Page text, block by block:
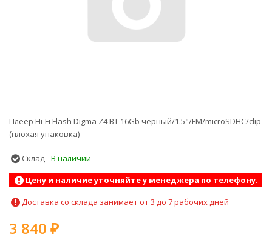
Плеер Hi-Fi Flash Digma Z4 BT 16Gb черный/1.5"/FM/microSDHC/clip
(плохая упаковка)
Склад -В наличии
Цену и наличие уточняйте у менеджера по телефону.
Доставка со склада занимает от 3 до 7 рабочих дней
3 840 ₽